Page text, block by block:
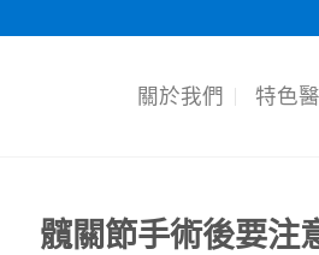
關於我們 特色
髖關節手術後要注